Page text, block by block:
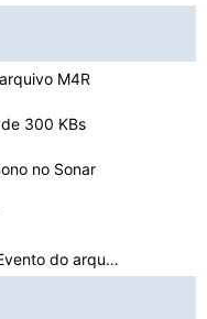
M4R
300 KBs
no Sonar
Como converter um VCalendar Multi- Evento do arquivo em…